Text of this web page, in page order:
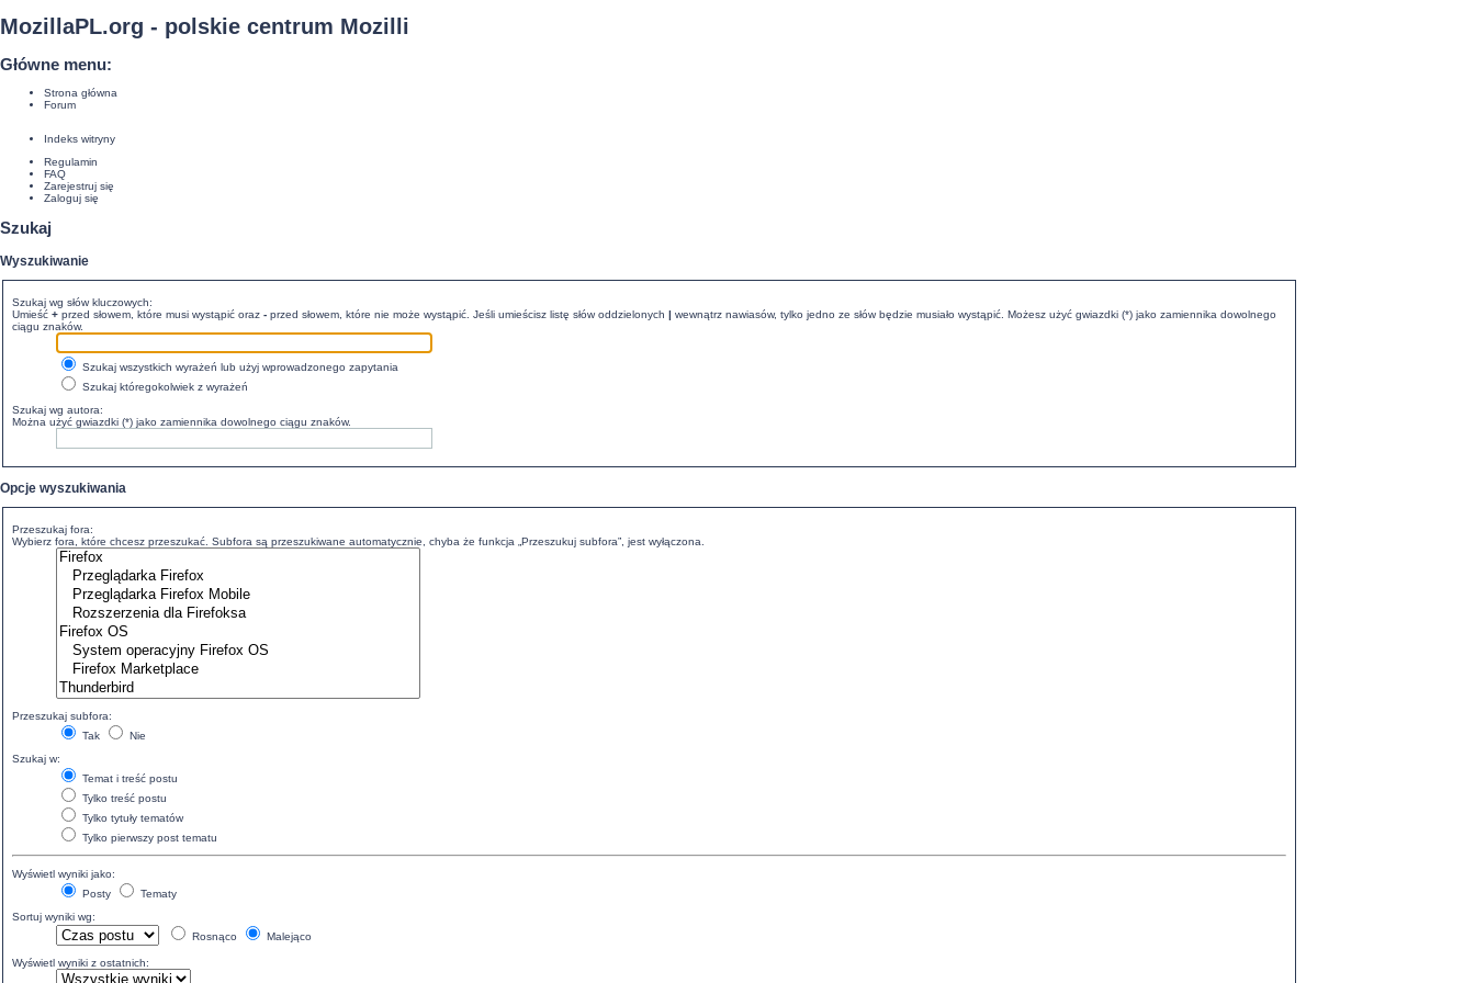
MozillaPL.org - polskie centrum Mozilli
Główne menu:
Strona główna
Forum
Indeks witryny
Regulamin
FAQ
Zarejestruj się
Zaloguj się
Szukaj
Wyszukiwanie
Szukaj wg słów kluczowych:
Umieść +przed słowem, które musi wystąpić oraz -przed słowem, które nie może wystąpić. Jeśli umieścisz listę słów oddzielonych | wewnątrz nawiasów, tylko jedno ze słów będzie musiało wystąpić. Możesz użyć gwiazdki (*) jako zamiennika dowolnego
ciągu znaków.
Szukaj wszystkich wyrażeń lub użyj wprowadzonego zapytania
Szukaj któregokolwiek z wyrażeń
Szukaj wg autora:
Można użyć gwiazdki (*) jako zamiennika dowolnego ciągu znaków.
Opcje wyszukiwania
Przeszukaj fora:
Wybierz fora, które chcesz przeszukać. Subfora są przeszukiwane automatycznie, chyba że funkcja „Przeszukuj subfora”, jest wyłączona.
Przeszukaj subfora:
Tak
Nie
Szukaj w:
Temat i treść postu
Tylko treść postu
Tylko tytuły tematów
Tylko pierwszy post tematu
Wyświetl wyniki jako:
Posty
Tematy
Sortuj wyniki wg:
Rosnąco
Malejąco
Wyświetl wyniki z ostatnich: